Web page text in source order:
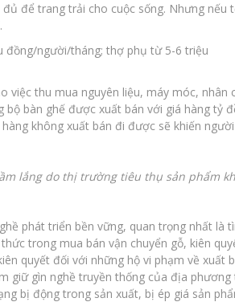
để trang trải cho cuộc sống. Nhưng nếu
đồng/người/tháng; thợ phụ từ 5-6 triệu
việc thu mua nguyên liệu, máy móc, nhân
bàn ghế được xuất bán với giá hàng tỷ
không xuất bán đi được sẽ khiến
lắng do thị trường tiêu thụ sản phẩm
phát triển bền vững, quan trọng nhất là
trong mua bán vận chuyển gỗ, kiên
quyết đối với những hộ vi phạm về xuất
giữ gìn nghề truyền thống của địa phương
bị động trong sản xuất, bị ép giá sản